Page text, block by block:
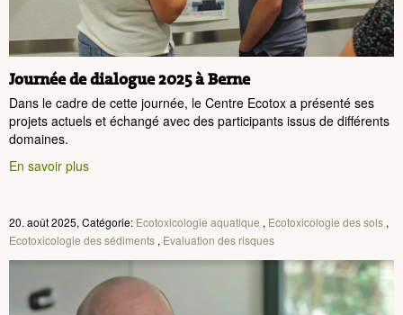
Journée de dialogue 2025 à Berne
Dans le cadre de cette journée, le Centre Ecotox a présenté ses
projets actuels et échangé avec des participants issus de différents
domaines.
En savoir plus
20. août 2025, Catégorie: Ecotoxicologie aquatique , Ecotoxicologie des sols ,
Ecotoxicologie des sédiments , Evaluation des risques